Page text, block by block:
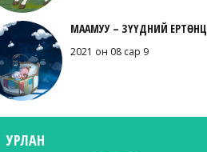
МААМУУ – ЗҮҮДНИЙ ЕРТӨНЦ
2021 он 08 сар 9
УРЛАН